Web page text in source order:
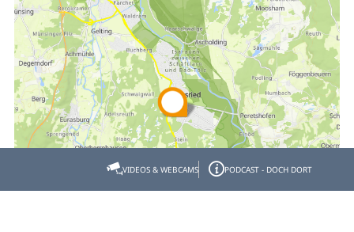
VIDEOS & WEBCAMS PODCAST - DOCH DORT